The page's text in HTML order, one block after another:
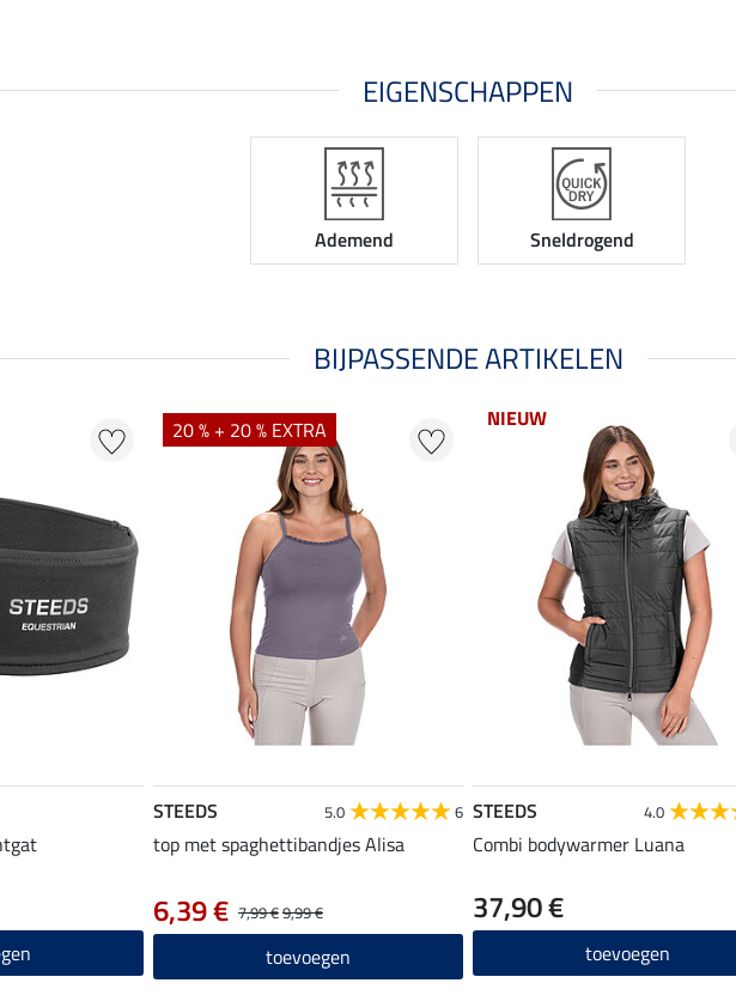
EIGENSCHAPPEN
Ademend Sneldrogend
BIJPASSENDE ARTIKELEN
20 % + 20 % EXTRA
STEEDS 5.0 6
top met spaghettibandjes Alisa
7,99 €9,99 €
6,39 €
toevoegen
NIEUW
STEEDS 4.0
Combi bodywarmer Luana
37,90 €
toevoegen